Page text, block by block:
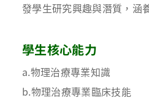
發學生研究興趣與潛質，涵
學生核心能力
a.物理治療專業知識
b.物理治療專業臨床技能